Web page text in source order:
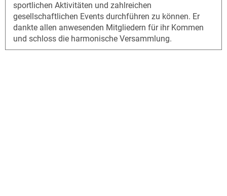
sportlichen Aktivitäten und zahlreichen
gesellschaftlichen Events durchführen zu können. Er
dankte allen anwesenden Mitgliedern für ihr Kommen
und schloss die harmonische Versammlung.